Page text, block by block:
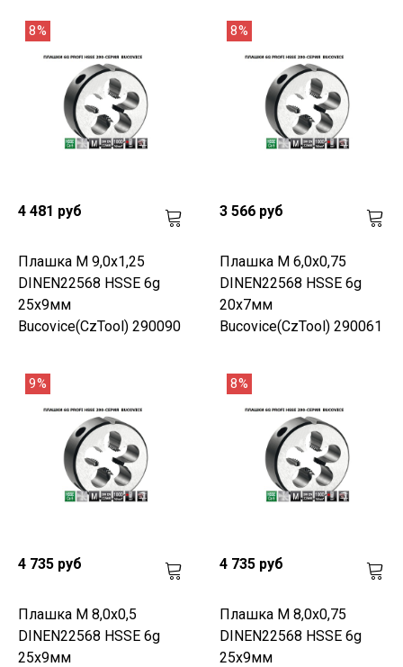
8%
4 481 руб
Плашка М 9,0х1,25
DINEN22568 HSSE 6g
25х9мм
Bucovice(CzTool) 290090
8%
3 566 руб
Плашка М 6,0х0,75
DINEN22568 HSSE 6g
20х7мм
Bucovice(CzTool) 290061
9%
4 735 руб
Плашка М 8,0х0,5
DINEN22568 HSSE 6g
25х9мм
8%
4 735 руб
Плашка М 8,0х0,75
DINEN22568 HSSE 6g
25х9мм